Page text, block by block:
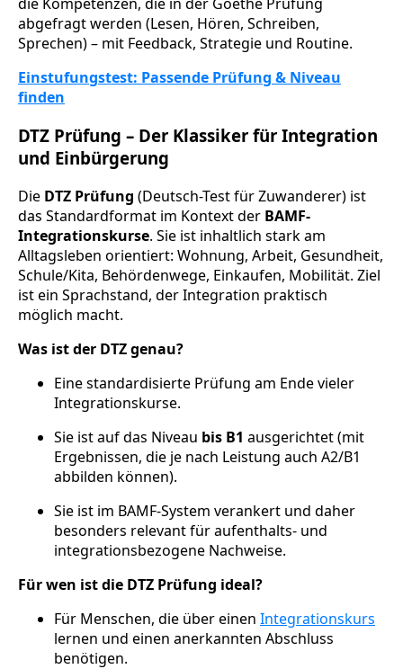
abgefragt werden (Lesen, Hören, Schreiben,
Sprechen) – mit Feedback, Strategie und Routine.
Einstufungstest: Passende Prüfung & Niveau
finden
DTZ Prüfung – Der Klassiker für Integration
und Einbürgerung
Die DTZ Prüfung (Deutsch-Test für Zuwanderer) ist
das Standardformat im Kontext der BAMF-
Integrationskurse. Sie ist inhaltlich stark am
Alltagsleben orientiert: Wohnung, Arbeit, Gesundheit,
Schule/Kita, Behördenwege, Einkaufen, Mobilität. Ziel
ist ein Sprachstand, der Integration praktisch
möglich macht.
Was ist der DTZ genau?
Eine standardisierte Prüfung am Ende vieler
Integrationskurse.
Sie ist auf das Niveau bis B1 ausgerichtet (mit
Ergebnissen, die je nach Leistung auch A2/B1
abbilden können).
Sie ist im BAMF-System verankert und daher
besonders relevant für aufenthalts- und
integrationsbezogene Nachweise.
Für wen ist die DTZ Prüfung ideal?
Für Menschen, die über einen Integrationskurs
lernen und einen anerkannten Abschluss
benötigen.